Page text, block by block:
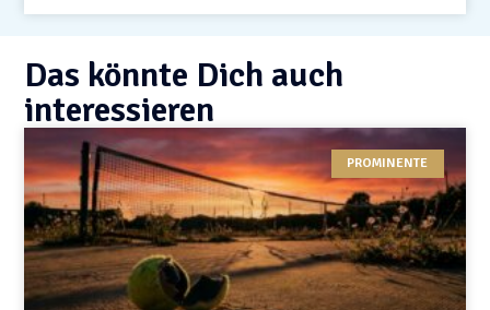
Das könnte Dich auch
interessieren
PROMINENTE